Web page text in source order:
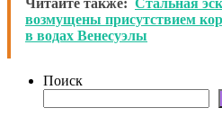
Читайте также: Стальная
возмущены присутствием
в водах Венесуэлы
Поиск